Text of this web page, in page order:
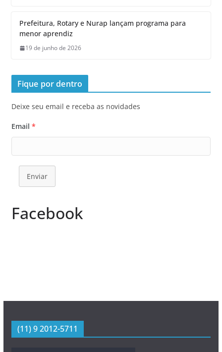
Prefeitura, Rotary e Nurap lançam programa para
menor aprendiz
19 de junho de 2026
Fique por dentro
Deixe seu email e receba as novidades
Email *
Enviar
Facebook
(11) 9 2012-5711